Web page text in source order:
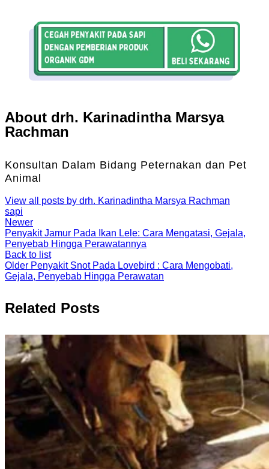
About drh. Karinadintha Marsya
Rachman
Konsultan Dalam Bidang Peternakan dan Pet
Animal
View all posts by drh. Karinadintha Marsya Rachman
sapi
Newer
Penyakit Jamur Pada Ikan Lele: Cara Mengatasi, Gejala,
Penyebab Hingga Perawatannya
Back to list
Older Penyakit Snot Pada Lovebird : Cara Mengobati,
Gejala, Penyebab Hingga Perawatan
Related Posts